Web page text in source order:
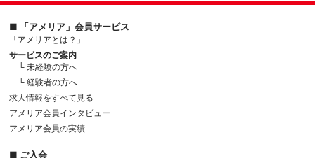
■ 「アメリア」会員サービス
「アメリアとは？」
サービスのご案内
└ 未経験の方へ
└ 経験者の方へ
求人情報をすべて見る
アメリア会員インタビュー
アメリア会員の実績
■ ご入会